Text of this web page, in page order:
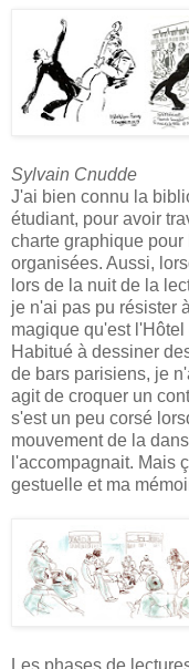
Sylvain Cnudde
J'ai bien connu la
étudiant, pour avoir
charte graphique
organisées. Aussi,
lors de la nuit de la
je n'ai pas pu résister
magique qu'est l'Hôtel
Habitué à dessiner
de bars parisiens, je
agit de croquer un
s'est un peu corsé
mouvement de la
l'accompagnait. Mais
gestuelle et ma
Les phases de